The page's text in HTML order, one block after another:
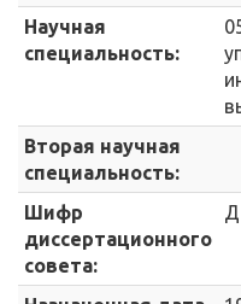
Научная
специальность:
Вторая научная
специальность:
Шифр
диссертационного
совета:
Д